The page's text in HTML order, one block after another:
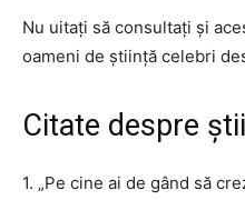
Nu uitați să consultați și
oameni de știință celebri
Citate despre
1. „Pe cine ai de gând să